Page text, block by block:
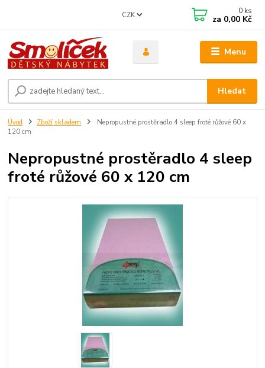
Menu
CZK
Hledat
0 ks
za 0,00 Kč
Úvod Zboží skladem
Nepropustné prostěradlo 4 sleep froté růžové 60 x
120 cm
Nepropustné prostěradlo 4 sleep
froté růžové 60 x 120 cm